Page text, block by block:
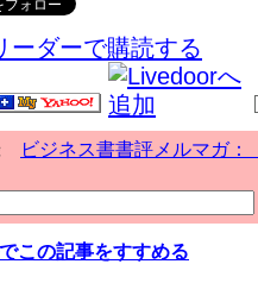
ーダーで購読する
ビジネス書書評メルマガ：
この記事をすすめる